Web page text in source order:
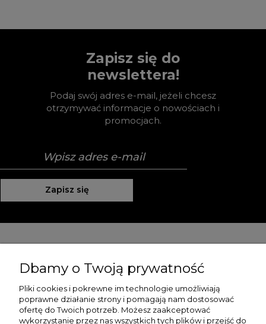
Zapisz się do
newslettera!
Podaj swój adres e-mail, jeżeli chcesz
otrzymywać informacje o nowościach i
promocjach.
Zapisz się
Moje konto
Płatności i dostawa
Dbamy o Twoją prywatność
Pliki cookies i pokrewne im technologie umożliwiają
poprawne działanie strony i pomagają nam dostosować
ofertę do Twoich potrzeb. Możesz zaakceptować
wykorzystanie przez nas wszystkich tych plików i przejść do